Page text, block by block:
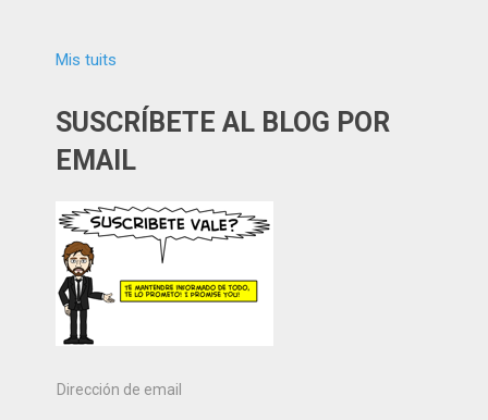
Mis tuits
SUSCRÍBETE AL BLOG POR
EMAIL
Dirección